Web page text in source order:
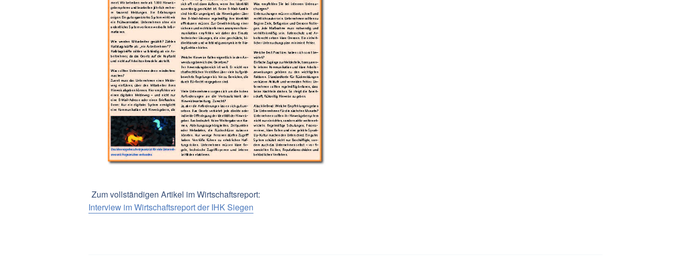
Zum vollständigen Artikel im Wirtschaftsreport:
Interview im Wirtschaftsreport der IHK Siegen